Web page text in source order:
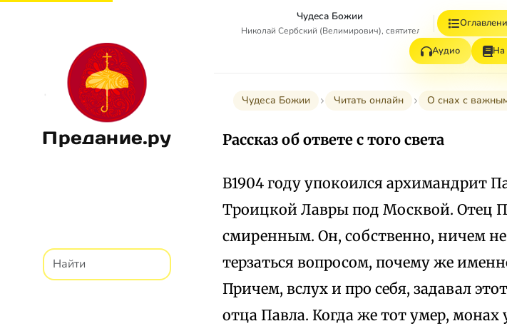
Предание.ру
Чудеса Божии
Николай Сербский (Велимирович), святитель
Аудио На
Чудеса Божии Читать онлайн О снах с
Рассказ об ответе с того света
В1904 году упокоился архимандрит
Троицкой Лавры под Москвой. Отец
смиренным. Он, собственно, ничем
терзаться вопросом, почему же
Причем, вслух и про себя, задавал
отца Павла. Когда же тот умер,